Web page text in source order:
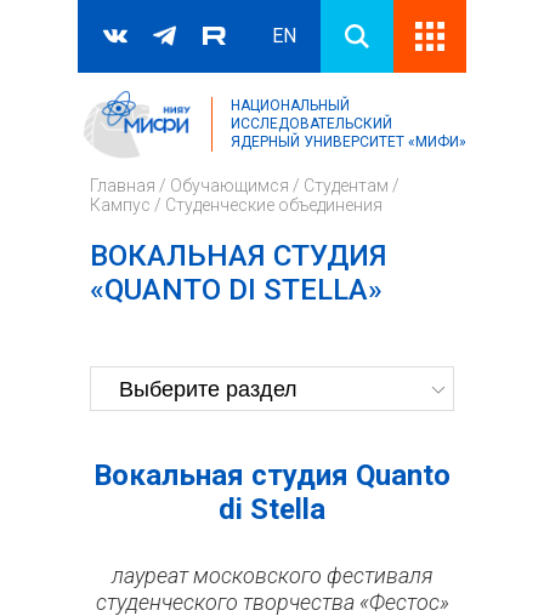
Форма поиска
Поиск
EN
НАЦИОНАЛЬНЫЙ
ИССЛЕДОВАТЕЛЬСКИЙ
ЯДЕРНЫЙ УНИВЕРСИТЕТ «МИФИ»
Главная / Обучающимся / Студентам /
Кампус / Студенческие объединения
ВОКАЛЬНАЯ СТУДИЯ
«QUANTO DI STELLA»
Вокальная студия Quanto
di Stella
лауреат московского фестиваля
студенческого творчества «Фестос»